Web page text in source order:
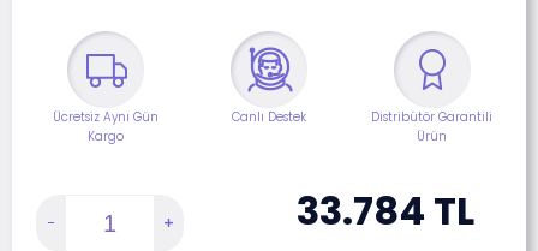
Ücretsiz Aynı Gün
Kargo
Canlı Destek
Distribütör Garantili
Ürün
33.784 TL